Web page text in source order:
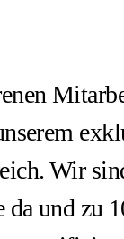
Wir
da und zu